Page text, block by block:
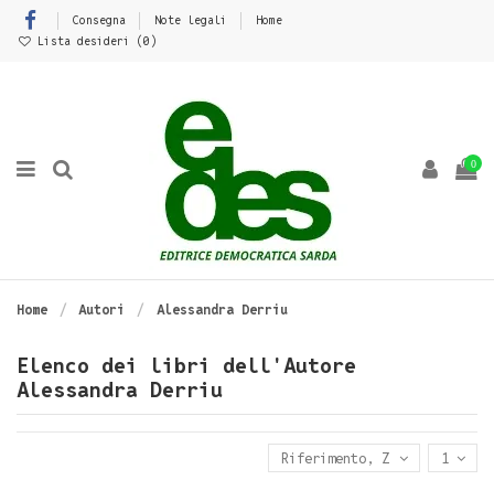
Consegna Note legali
Home
Lista desideri (0 )
0
Home Autori Alessandra Derriu
Elenco dei libri dell'Autore
Alessandra Derriu
Riferimento, Z - A 1